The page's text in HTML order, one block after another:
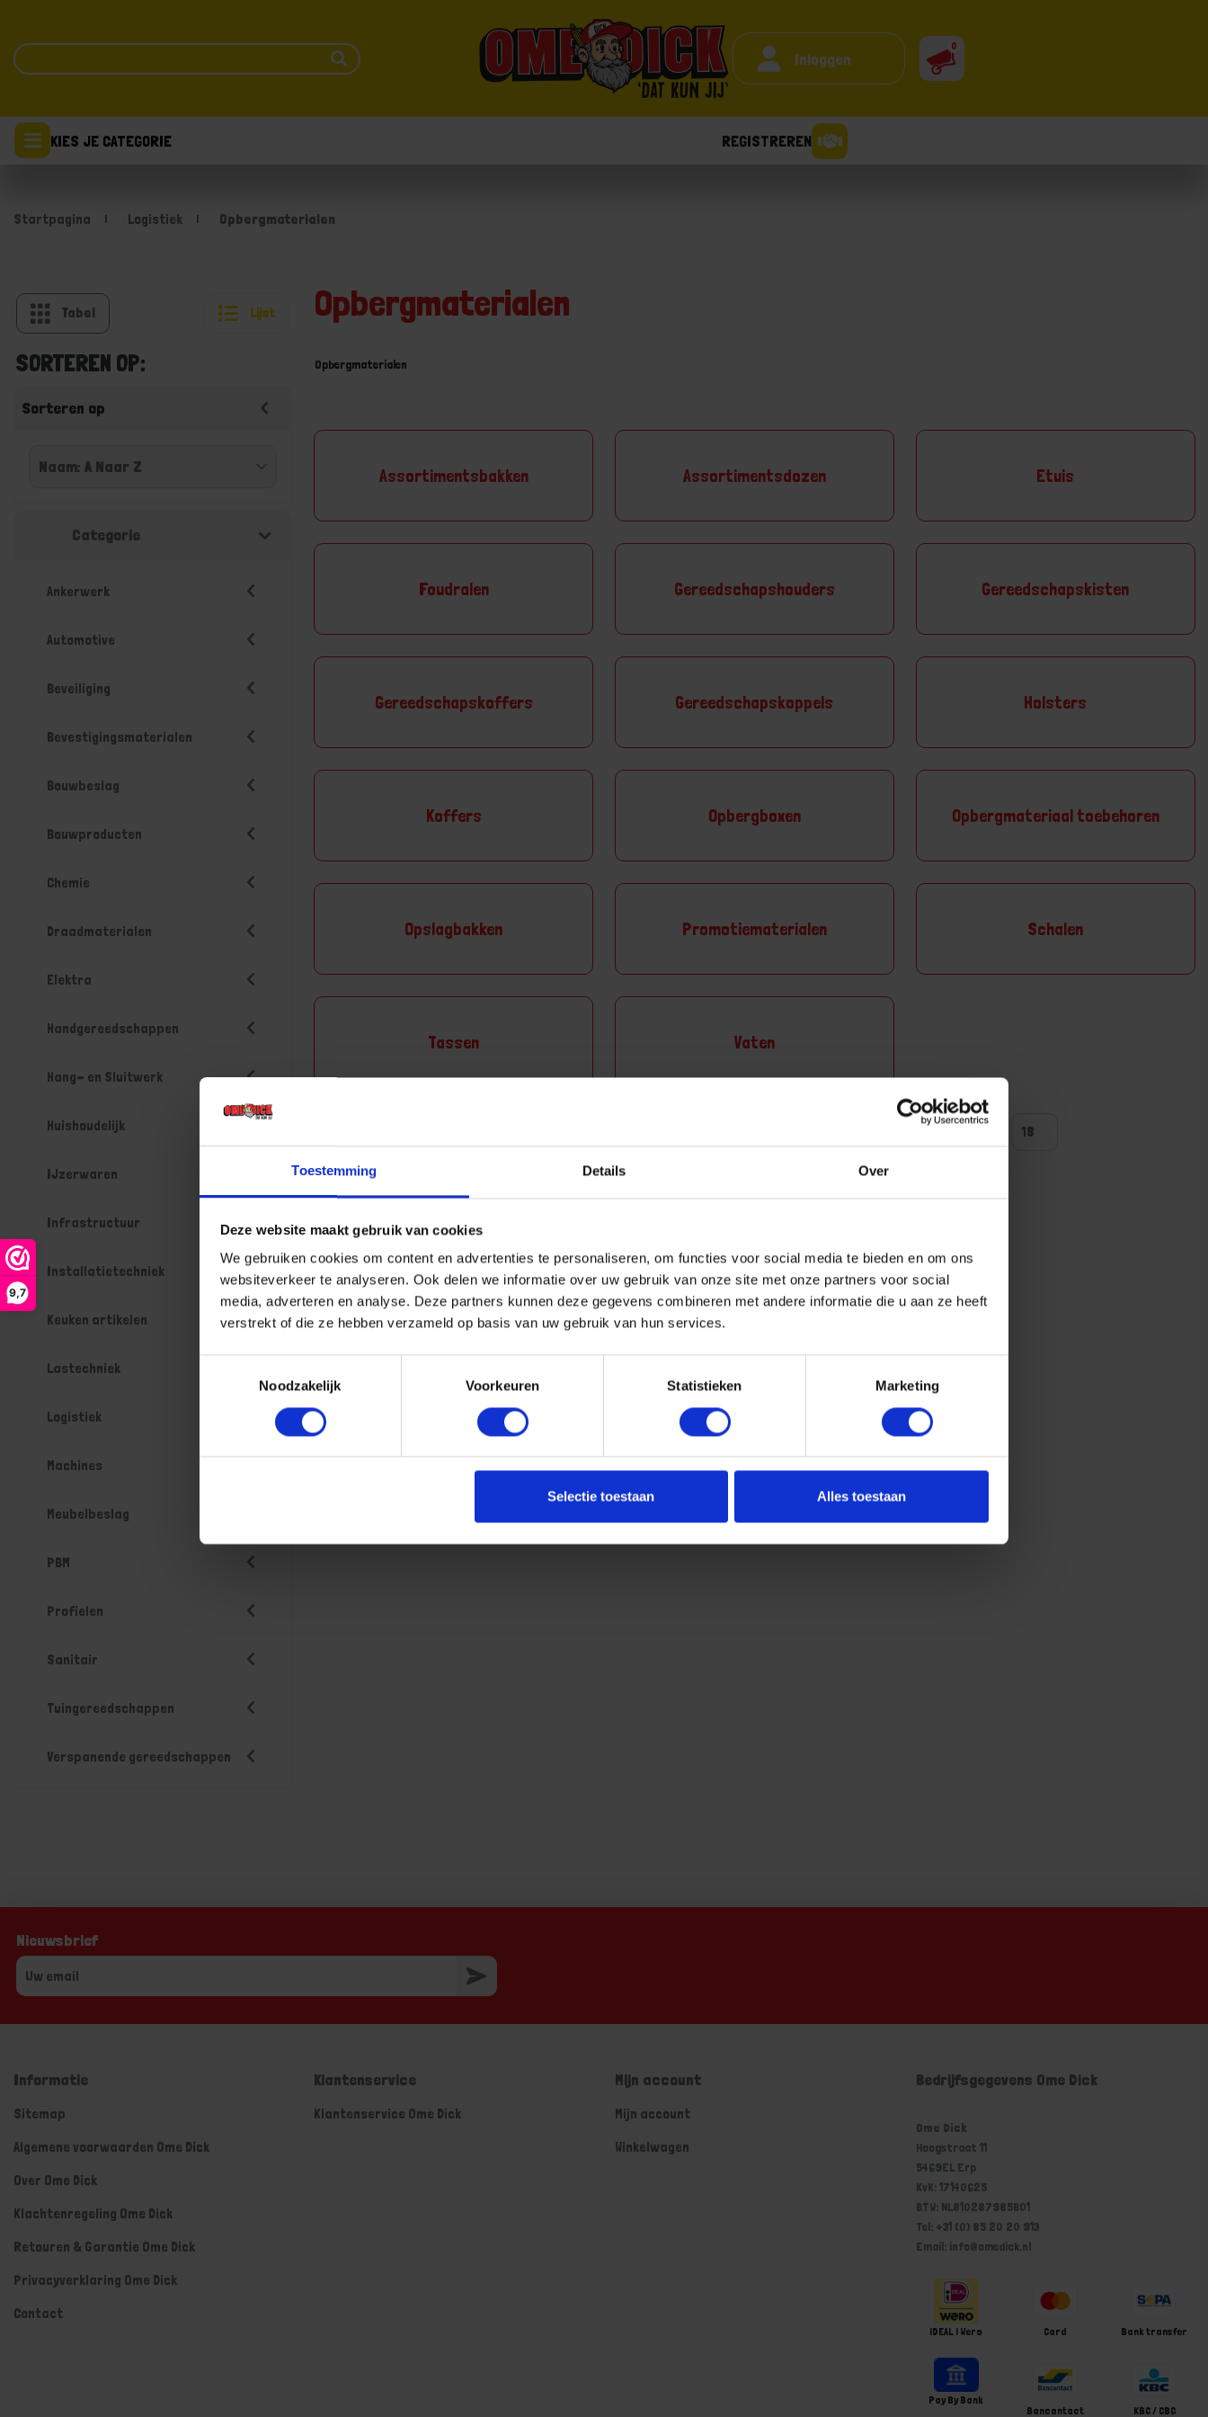
Toestemming Details Over
Deze website maakt gebruik van cookies
We gebruiken cookies om content en advertenties te personaliseren, om functies voor social media te bieden en om ons
websiteverkeer te analyseren. Ook delen we informatie over uw gebruik van onze site met onze partners voor social
media, adverteren en analyse. Deze partners kunnen deze gegevens combineren met andere informatie die u aan ze heeft
verstrekt of die ze hebben verzameld op basis van uw gebruik van hun services.
Noodzakelijk
Voorkeuren Statistieken Marketing
Selectie toestaan Alles toestaan
9,7
Inloggen
0
KIES JE CATEGORIE REGISTREREN
Startpagina Logistiek Opbergmaterialen
Tabel Lijst
SORTEREN OP:
Sorteren op
Categorie
Ankerwerk
Automotive
Beveiliging
Bevestigingsmaterialen
Bouwbeslag
Bouwproducten
Chemie
Draadmaterialen
Elektra
Handgereedschappen
Hang- en Sluitwerk
Huishoudelijk
IJzerwaren
Infrastructuur
Installatietechniek
Keuken artikelen
Lastechniek
Logistiek
Machines
Meubelbeslag
PBM
Profielen
Sanitair
Tuingereedschappen
Verspanende gereedschappen
Opbergmaterialen
Opbergmaterialen
Assortimentsbakken Assortimentsdozen Etuis
Foudralen Gereedschapshouders Gereedschapskisten
Gereedschapskoffers Gereedschapskoppels Holsters
Koffers Opbergboxen Opbergmateriaal toebehoren
Opslagbakken Promotiematerialen Schalen
Tassen Vaten
Aantal producten tonen
Nieuwsbrief
Informatie
Sitemap
Algemene voorwaarden Ome Dick
Over Ome Dick
Klachtenregeling Ome Dick
Retouren & Garantie Ome Dick
Privacyverklaring Ome Dick
Contact
Klantenservice
Klantenservice Ome Dick
Mijn account
Mijn account
Winkelwagen
Bedrijfsgegevens Ome Dick
Ome Dick
Hoogstraat 11
5469EL Erp
KvK: 17140625
BTW: NL810287985B01
Tel: +31 (0) 85 20 20 913
Email: info@omedick.nl
iDEAL | Wero Card Bank transfer
Pay By Bank
Bancontact
KBC / CBC